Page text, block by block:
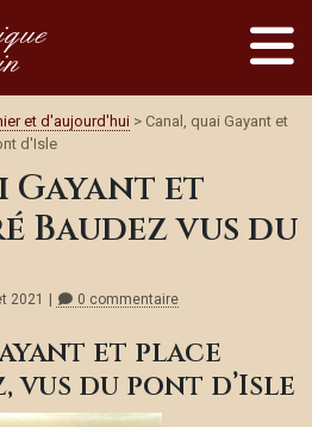
et d'aujourd'hui > Canal, quai Gayant et
d'Isle
Gayant et
Baudez vus du
2021 0 commentaire
et place
vus du pont d’Isle